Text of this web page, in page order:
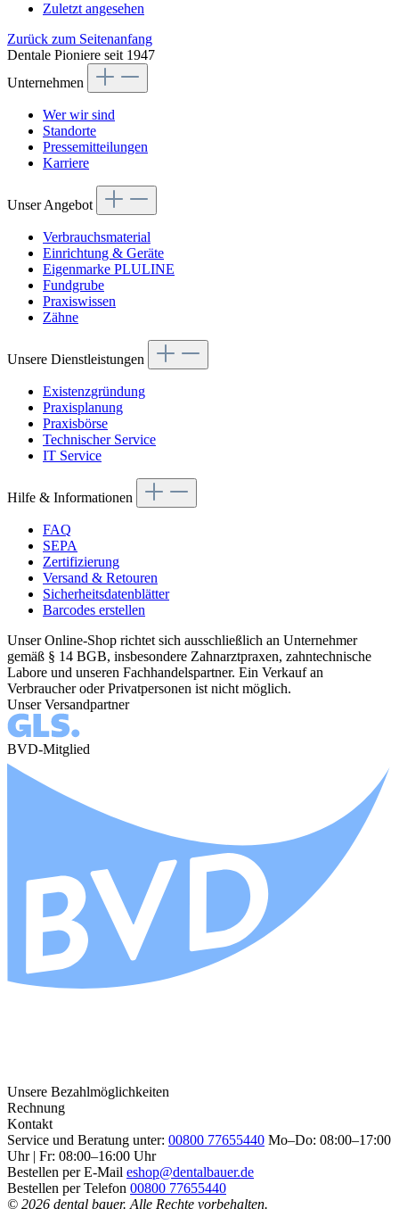
Zuletzt angesehen
Zurück zum Seitenanfang
Dentale Pioniere seit 1947
Unternehmen
Wer wir sind
Standorte
Pressemitteilungen
Karriere
Unser Angebot
Verbrauchsmaterial
Einrichtung & Geräte
Eigenmarke PLULINE
Fundgrube
Praxiswissen
Zähne
Unsere Dienstleistungen
Existenzgründung
Praxisplanung
Praxisbörse
Technischer Service
IT Service
Hilfe & Informationen
FAQ
SEPA
Zertifizierung
Versand & Retouren
Sicherheitsdatenblätter
Barcodes erstellen
Unser Online-Shop richtet sich ausschließlich an Unternehmer
gemäß § 14 BGB, insbesondere Zahnarztpraxen, zahntechnische
Labore und unseren Fachhandelspartner. Ein Verkauf an
Verbraucher oder Privatpersonen ist nicht möglich.
Unser Versandpartner
BVD-Mitglied
Unsere Bezahlmöglichkeiten
Rechnung
Kontakt
Service und Beratung unter: 00800 77655440 Mo–Do: 08:00–17:00
Uhr | Fr: 08:00–16:00 Uhr
Bestellen per E-Mail eshop@dentalbauer.de
Bestellen per Telefon 00800 77655440
© 2026 dental bauer. Alle Rechte vorbehalten.